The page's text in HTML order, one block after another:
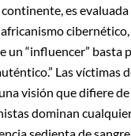
es
“influencer” basta
Las víctimas
visión que difiere
dominan